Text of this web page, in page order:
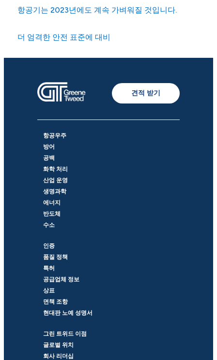
항공기는 2023년에도 계속 가벼워질 것입니다.
더 엄격한 안전 표준에 대비
견적 받기
항공우주
방어
공백
화학 처리
산업 운영
생명과학
에너지
반도체
수소
인증
품질 정책
특허
공급업체 정보
상표
면책 조항
현대판 노예 성명서
그린 트위드 이점
글로벌 위치
회사 리더십